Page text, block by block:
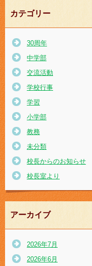
カテゴリー
30周年
中学部
交流活動
学校行事
学習
小学部
教務
未分類
校長からのお知らせ
校長室より
アーカイブ
2026年7月
2026年6月